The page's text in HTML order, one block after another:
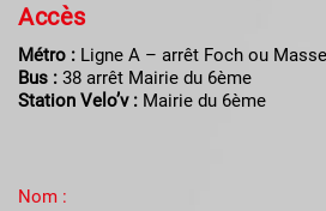
Accès
Métro : Ligne A – arrêt Foch ou
Bus : 38 arrêt Mairie du 6ème
Station Velo’v : Mairie du 6ème
Nom :